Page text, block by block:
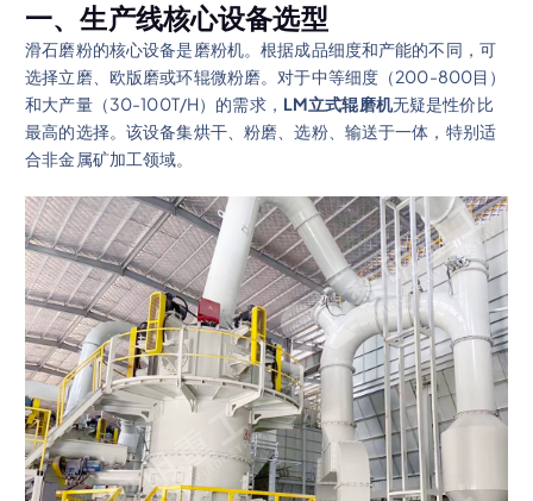
一、生产线核心设备选型
滑石磨粉的核心设备是磨粉机。根据成品细度和产能的不同，可
选择立磨、欧版磨或环辊微粉磨。对于中等细度（200-800目）
和大产量（30-100T/H）的需求， LM立式辊磨机无疑是性价比
最高的选择。该设备集烘干、粉磨、选粉、输送于一体，特别适
合非金属矿加工领域。